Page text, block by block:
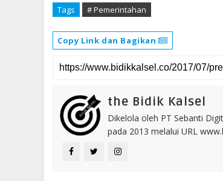
Tags # Pemerintahan
Copy Link dan Bagikan
the Bidik Kalsel
Dikelola oleh PT Sebanti
pada 2013 melalui URL